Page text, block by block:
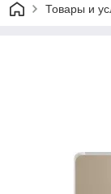
Товары и